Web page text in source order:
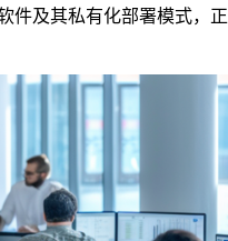
件及其私有化部署模式，